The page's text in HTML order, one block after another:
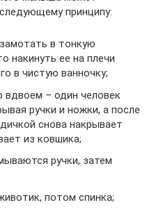
принципу:
в тонкую
накинуть ее на плечи
в чистую ванночку;
вдвоем – один человек
ручки и ножки, а после
снова накрывает
из ковшика;
ручки, затем
потом спинка;